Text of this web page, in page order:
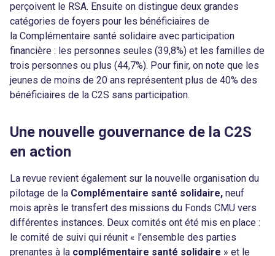
perçoivent le RSA. Ensuite on distingue deux grandes
catégories de foyers pour les bénéficiaires de
la Complémentaire santé solidaire avec participation
financière : les personnes seules (39,8%) et les familles de
trois personnes ou plus (44,7%). Pour finir, on note que les
jeunes de moins de 20 ans représentent plus de 40% des
bénéficiaires de la C2S sans participation.
Une nouvelle gouvernance de la C2S
en action
La revue revient également sur la nouvelle organisation du
pilotage de la Complémentaire santé solidaire, neuf
mois après le transfert des missions du Fonds CMU vers
différentes instances. Deux comités ont été mis en place :
le comité de suivi qui réunit « l’ensemble des parties
prenantes à la complémentaire santé solidaire » et le